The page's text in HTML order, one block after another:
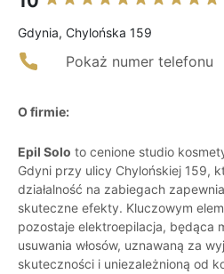
Gdynia, Chylońska 159
Pokaż numer telefonu
O firmie:
Epil Solo to cenione studio
Gdyni przy ulicy Chylońskiej 159,
działalność na zabiegach
skuteczne efekty. Kluczowym
pozostaje elektroepilacja, będąca
usuwania włosów, uznawaną za
skuteczności i uniezależnioną od